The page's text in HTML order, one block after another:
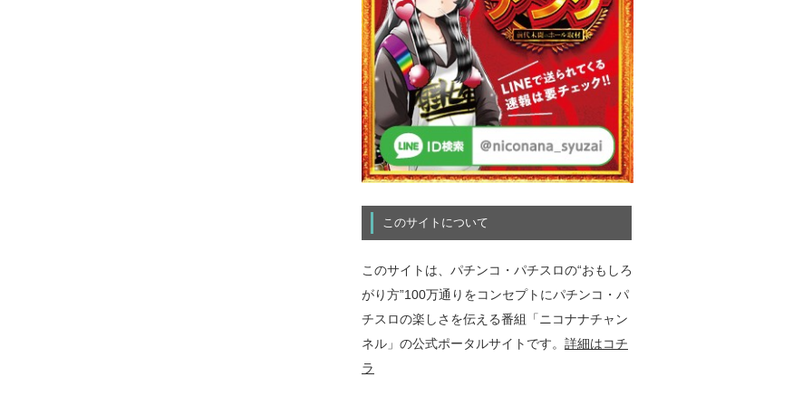
このサイトについて
このサイトは、パチンコ・パチスロの“おもしろ
がり方”100万通りをコンセプトにパチンコ・パ
チスロの楽しさを伝える番組「ニコナナチャン
ネル」の公式ポータルサイトです。 詳細はコチ
ラ